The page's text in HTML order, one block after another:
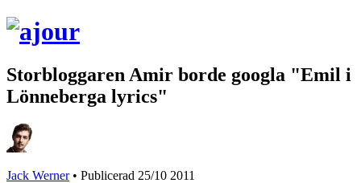
Storbloggaren Amir borde googla "Emil i
Lönneberga lyrics"
Jack Werner• Publicerad 25/10 2011